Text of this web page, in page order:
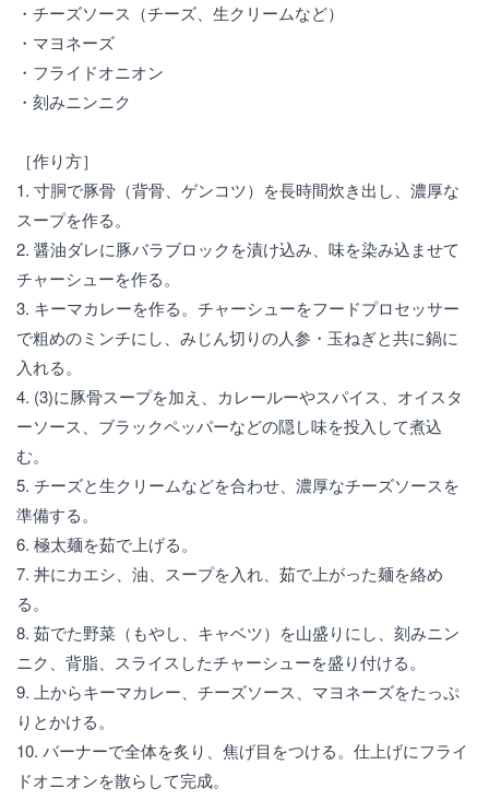
・チーズソース（チーズ、生クリームなど）
・マヨネーズ
・フライドオニオン
・刻みニンニク
［作り方］
1. 寸胴で豚骨（背骨、ゲンコツ）を長時間炊き出し、濃厚な
スープを作る。
2. 醤油ダレに豚バラブロックを漬け込み、味を染み込ませて
チャーシューを作る。
3. キーマカレーを作る。チャーシューをフードプロセッサー
で粗めのミンチにし、みじん切りの人参・玉ねぎと共に鍋に
入れる。
4. (3)に豚骨スープを加え、カレールーやスパイス、オイスタ
ーソース、ブラックペッパーなどの隠し味を投入して煮込
む。
5. チーズと生クリームなどを合わせ、濃厚なチーズソースを
準備する。
6. 極太麺を茹で上げる。
7. 丼にカエシ、油、スープを入れ、茹で上がった麺を絡め
る。
8. 茹でた野菜（もやし、キャベツ）を山盛りにし、刻みニン
ニク、背脂、スライスしたチャーシューを盛り付ける。
9. 上からキーマカレー、チーズソース、マヨネーズをたっぷ
りとかける。
10. バーナーで全体を炙り、焦げ目をつける。仕上げにフライ
ドオニオンを散らして完成。